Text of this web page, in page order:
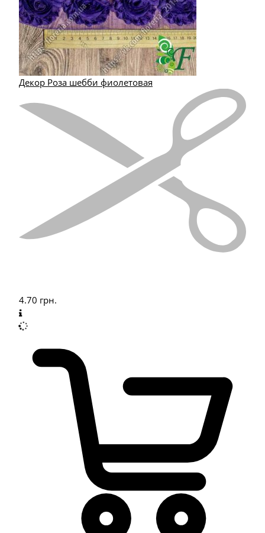
Декор Роза шебби фиолетовая
4.70 грн.